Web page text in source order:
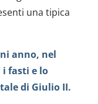
una tipica
anno, nel
i fasti e lo
di Giulio II.